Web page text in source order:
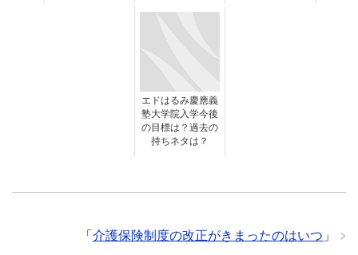
エドはるみ慶應義
塾大学院入学今後
の目標は？過去の
持ちネタは？
「 介護保険制度の改正がきまったのはいつ 」